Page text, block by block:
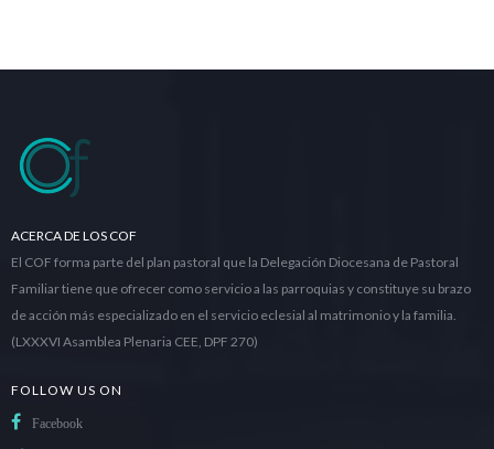
ACERCA DE LOS COF
El COF forma parte del plan pastoral que la Delegación Diocesana de Pastoral
Familiar tiene que ofrecer como servicio a las parroquias y constituye su brazo
de acción más especializado en el servicio eclesial al matrimonio y la familia.
(LXXXVI Asamblea Plenaria CEE, DPF 270)
FOLLOW US ON
Facebook